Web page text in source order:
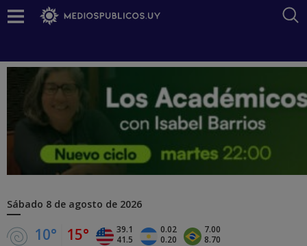
Sábado 8 de agosto de 2026
10° 15°
39.1
41.5
0.02
0.20
7.00
8.70